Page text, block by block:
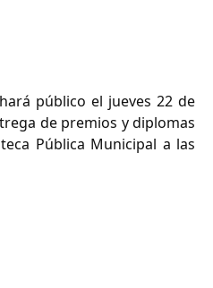
público el jueves 22 de
de premios y diplomas
Pública Municipal a las